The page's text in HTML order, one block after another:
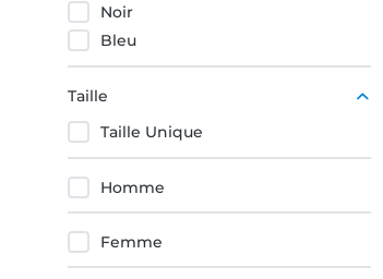
Noir
Bleu
Taille
Taille Unique
Homme
Femme